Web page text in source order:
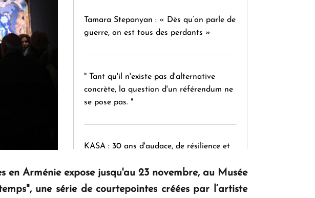
Tamara Stepanyan : « Dès qu’on parle de
guerre, on est tous des perdants »
" Tant qu'il n'existe pas d'alternative
concrète, la question d'un référendum ne
se pose pas. "
KASA : 30 ans d'audace, de résilience et
Arménie expose jusqu'au 23 novembre, au Musée
une série de courtepointes créées par l’artiste